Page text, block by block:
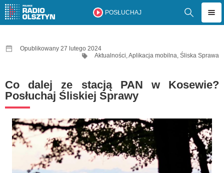
POSŁUCHAJ
Opublikowany 27 lutego 2024
Aktualności,Aplikacja mobilna, Śliska Sprawa
Co dalej ze stacją PAN w Kosewie?
Posłuchaj Śliskiej Sprawy